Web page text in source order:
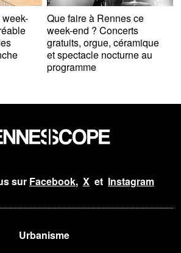
Que faire à Rennes ce
week-end ? Concerts
gratuits, orgue, céramique
et spectacle nocturne au
programme
sur Facebook, Xet Instagram
Urbanisme